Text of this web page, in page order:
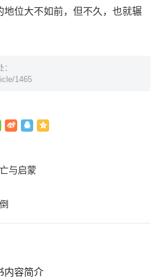
地位大不如前，但不久，也就辗
1465
与启蒙
内容简介